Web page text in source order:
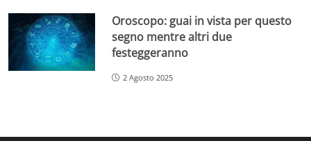
Oroscopo: guai in vista per questo
segno mentre altri due
festeggeranno
2 Agosto 2025